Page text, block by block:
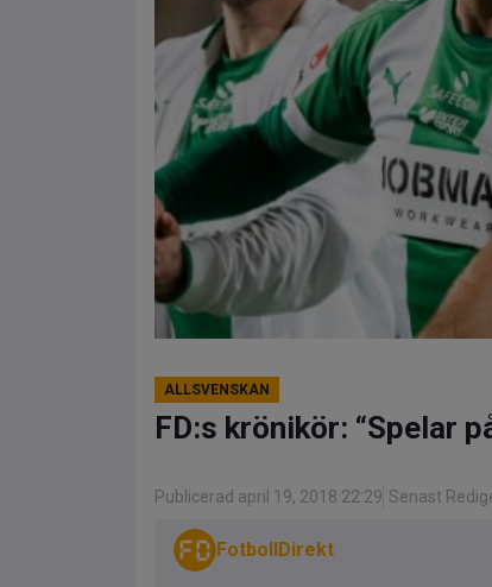
ALLSVENSKAN
FD:s krönikör: “Spelar
Publicerad april 19, 2018 22:29 Senast
FotbollDirekt